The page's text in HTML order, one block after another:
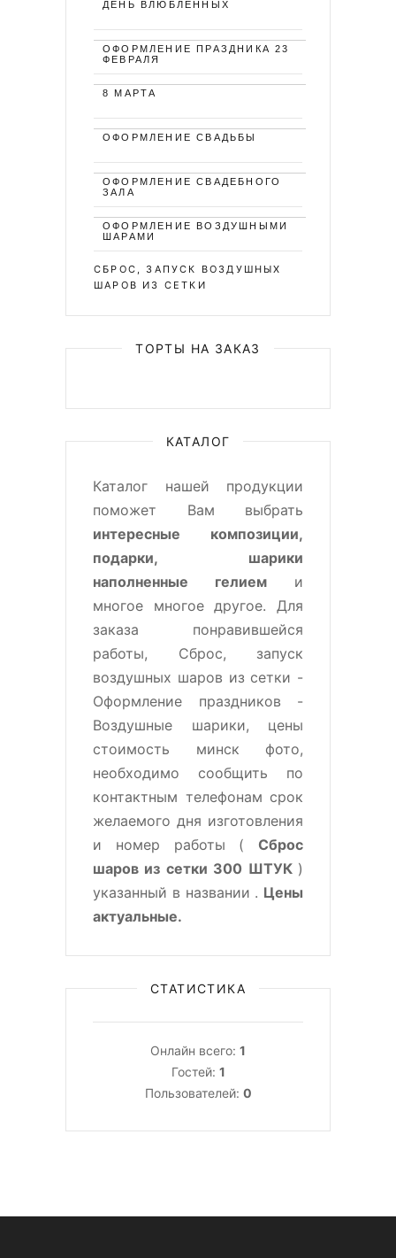
ДЕНЬ ВЛЮБЛЁННЫХ
ОФОРМЛЕНИЕ ПРАЗДНИКА 23
ФЕВРАЛЯ
8 МАРТА
ОФОРМЛЕНИЕ СВАДЬБЫ
ОФОРМЛЕНИЕ СВАДЕБНОГО
ЗАЛА
ОФОРМЛЕНИЕ ВОЗДУШНЫМИ
ШАРАМИ
СБРОС, ЗАПУСК ВОЗДУШНЫХ
ШАРОВ ИЗ СЕТКИ
ТОРТЫ НА ЗАКАЗ
КАТАЛОГ
Каталог нашей продукции
поможет Вам выбрать
интересные композиции,
подарки, шарики
наполненные гелием и
многое многое другое. Для
заказа понравившейся
работы, Сброс, запуск
воздушных шаров из сетки -
Оформление праздников -
Воздушные шарики, цены
стоимость минск фото,
необходимо сообщить по
контактным телефонам срок
желаемого дня изготовления
и номер работы ( Сброс
шаров из сетки 300 ШТУК )
указанный в названии . Цены
актуальные.
СТАТИСТИКА
Онлайн всего: 1
Гостей: 1
Пользователей: 0